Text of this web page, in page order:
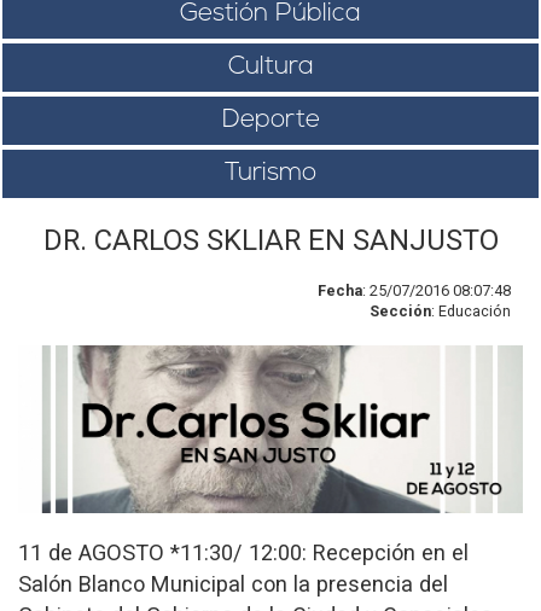
Gestión Pública
Cultura
Deporte
Turismo
DR. CARLOS SKLIAR EN SANJUSTO
Fecha: 25/07/2016 08:07:48
Sección: Educación
11 de AGOSTO *11:30/ 12:00: Recepción en el
Salón Blanco Municipal con la presencia del